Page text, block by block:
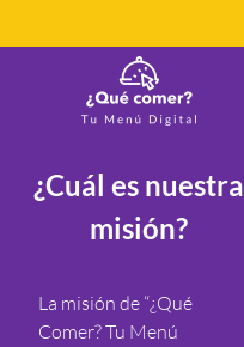
¿Cuál es nuestra
misión?
La misión de “¿Qué
Comer? Tu Menú